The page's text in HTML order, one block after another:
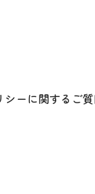
ーに関するご